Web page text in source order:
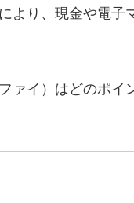
より、現金や電子
ァイ）はどのポイ